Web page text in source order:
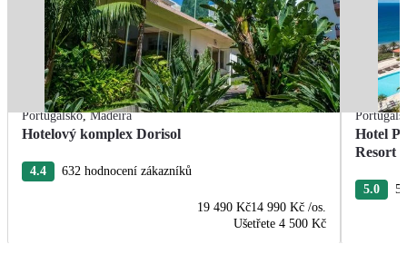
Portugalsko,Madeira
Hotelový komplex Dorisol
4.4 632 hodnocení zákazníků
19 490 Kč14 990 Kč /os.
Ušetřete 4 500 Kč
Hotel
Resort
5.0